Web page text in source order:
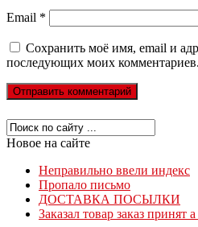
Email *
Сохранить моё имя, email и
последующих моих комментариев.
Новое на сайте
Неправильно ввели индекс
Пропало письмо
ДОСТАВКА ПОСЫЛКИ
Заказал товар заказ принят